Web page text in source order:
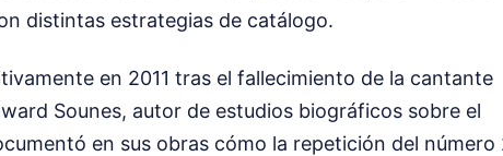
distintas estrategias de catálogo.
en 2011 tras el fallecimiento de la cantante
Sounes, autor de estudios biográficos sobre el
en sus obras cómo la repetición del número